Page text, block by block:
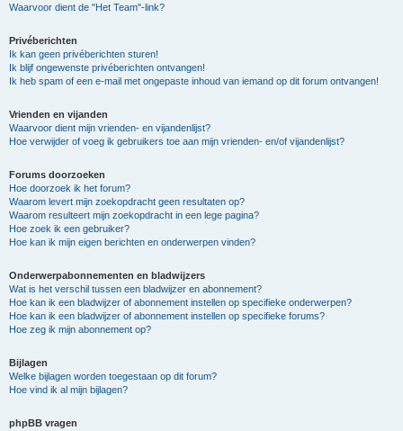
Waarvoor dient de "Het Team"-link?
Privéberichten
Ik kan geen privéberichten sturen!
Ik blijf ongewenste privéberichten ontvangen!
Ik heb spam of een e-mail met ongepaste inhoud van iemand op dit forum ontvangen!
Vrienden en vijanden
Waarvoor dient mijn vrienden- en vijandenlijst?
Hoe verwijder of voeg ik gebruikers toe aan mijn vrienden- en/of vijandenlijst?
Forums doorzoeken
Hoe doorzoek ik het forum?
Waarom levert mijn zoekopdracht geen resultaten op?
Waarom resulteert mijn zoekopdracht in een lege pagina?
Hoe zoek ik een gebruiker?
Hoe kan ik mijn eigen berichten en onderwerpen vinden?
Onderwerpabonnementen en bladwijzers
Wat is het verschil tussen een bladwijzer en abonnement?
Hoe kan ik een bladwijzer of abonnement instellen op specifieke onderwerpen?
Hoe kan ik een bladwijzer of abonnement instellen op specifieke forums?
Hoe zeg ik mijn abonnement op?
Bijlagen
Welke bijlagen worden toegestaan op dit forum?
Hoe vind ik al mijn bijlagen?
phpBB vragen